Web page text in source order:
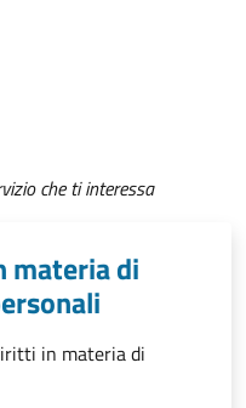
che ti interessa
materia di
in materia di